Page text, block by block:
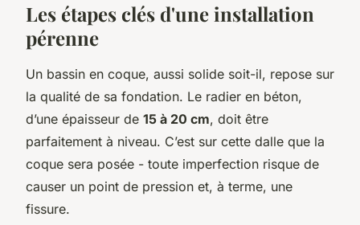
Les étapes clés d'une installation
pérenne
Un bassin en coque, aussi solide soit-il, repose sur
la qualité de sa fondation. Le radier en béton,
d’une épaisseur de 15 à 20 cm, doit être
parfaitement à niveau. C’est sur cette dalle que la
coque sera posée - toute imperfection risque de
causer un point de pression et, à terme, une
fissure.